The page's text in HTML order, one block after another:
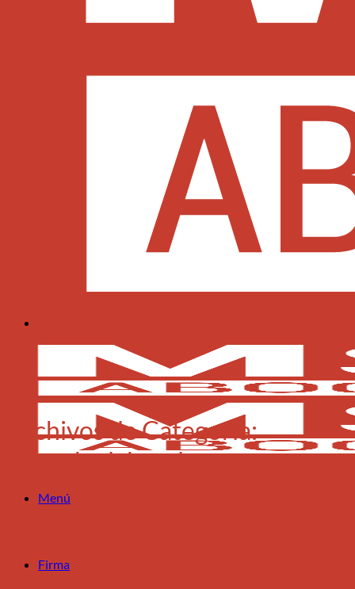
Menú
Firma
Archivos de Categoría:
Derecho laboral